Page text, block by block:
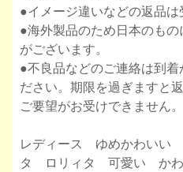
●イメージ違いなどの返品は
●海外製品のため日本のも
がございます。
●不良品などのご連絡は到着
ださい。期限を過ぎますと
ご要望がお受けできません。
レディース ゆめかわい
タ ロリィタ 可愛い かわ